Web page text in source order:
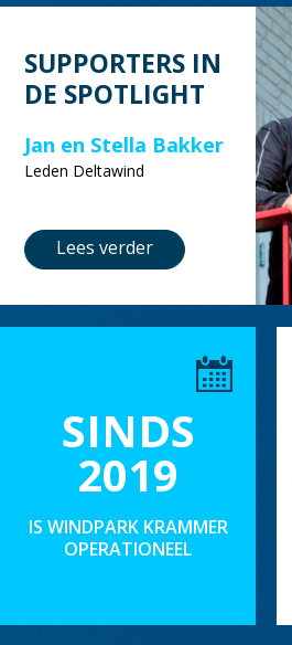
SUPPORTERS IN
DE SPOTLIGHT
Jan en Stella Bakker
Leden Deltawind
Lees verder
SINDS
2019
IS WINDPARK KRAMMER
OPERATIONEEL